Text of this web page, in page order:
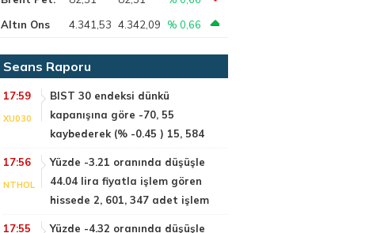
Altın Ons
4.341,53 4.342,09 % 0,66
Seans Raporu
17:59
XU030
BIST 30 endeksi dünkü
kapanışına göre -70, 55
kaybederek (% -0.45 ) 15, 584
17:56
NTHOL
Yüzde -3.21 oranında düşüşle
44.04 lira fiyatla işlem gören
hissede 2, 601, 347 adet işlem
17:55
Yüzde -4.32 oranında düşüşle